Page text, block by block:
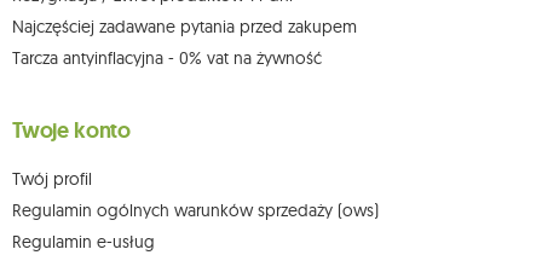
Najczęściej zadawane pytania przed zakupem
Tarcza antyinflacyjna - 0% vat na żywność
Twoje konto
Twój profil
Regulamin ogólnych warunków sprzedaży (ows)
Regulamin e-usług